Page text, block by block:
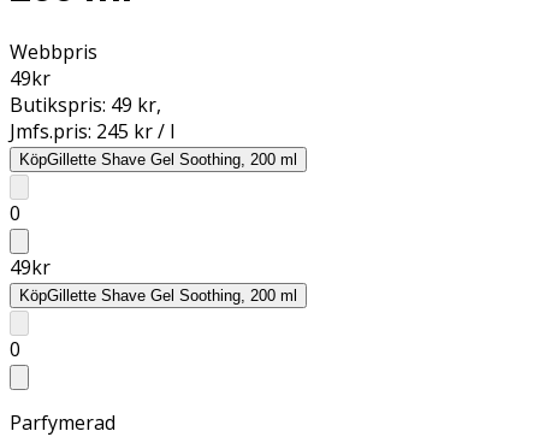
Webbpris
49kr
Butikspris: 49 kr,
Jmfs.pris: 245 kr / l
KöpGillette Shave Gel Soothing, 200 ml
0
49kr
KöpGillette Shave Gel Soothing, 200 ml
0
Parfymerad